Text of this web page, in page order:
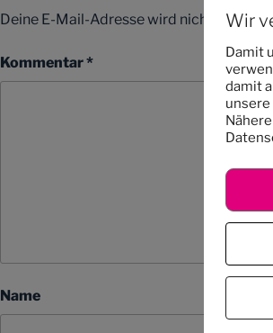
Deine E-Mail-Adresse wird nicht
Kommentar*
Name
Wir
Damit
damit